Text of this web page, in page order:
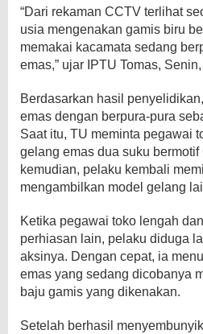
“Dari rekaman CCTV terlihat
usia mengenakan gamis biru
memakai kacamata sedang
emas,” ujar IPTU Tomas,
Berdasarkan hasil
emas dengan berpura-pura
Saat itu, TU meminta pegawai
gelang emas dua suku
kemudian, pelaku kembali
mengambilkan model gelang
Ketika pegawai toko lengah
perhiasan lain, pelaku diduga
aksinya. Dengan cepat, ia
emas yang sedang dicobanya
baju gamis yang dikenakan.
Setelah berhasil